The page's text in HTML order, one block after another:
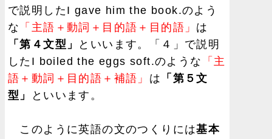
で説明したI gave him the book.のよう
な 「主語＋動詞＋目的語＋目的語」 は
「第４文型」
といいます。「４」で説明
したI boiled the eggs soft.のような
「主
語＋動詞＋目的語＋補語」 は 「第５文
型」
といいます。
このように英語の文のつくりには基本